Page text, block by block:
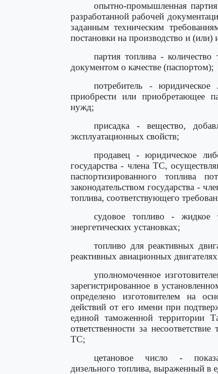
опытно-промышленная
разработанной рабочей
заданным техническим
постановки на производство и (или)
партия топлива -
документом о качестве (паспортом);
потребитель -
приобрести или приобретающее
нужд;
присадка - вещество,
эксплуатационных свойств;
продавец - юридическое
государства - члена ТС,
паспортизированного топлива
законодательством государства -
топлива, соответствующего
судовое топливо - жидкое
энергетических установках;
топливо для реактивных
реактивных авиационных
уполномоченное
зарегистрированное в
определено изготовителем на
действий от его имени при
единой таможенной территории
ответственности за
ТС;
цетановое число -
дизельного топлива, выраженный в